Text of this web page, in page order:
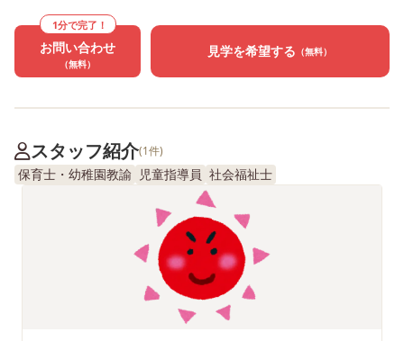
1分で完了！
お問い合わせ
（無料）
見学を希望する （無料）
スタッフ紹介(1件)
保育士・幼稚園教諭 児童指導員 社会福祉士